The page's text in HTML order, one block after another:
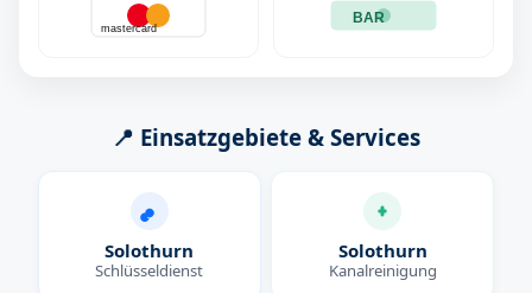
mastercard
BAR
📍 Einsatzgebiete & Services
Solothurn
Schlüsseldienst
Solothurn
Kanalreinigung